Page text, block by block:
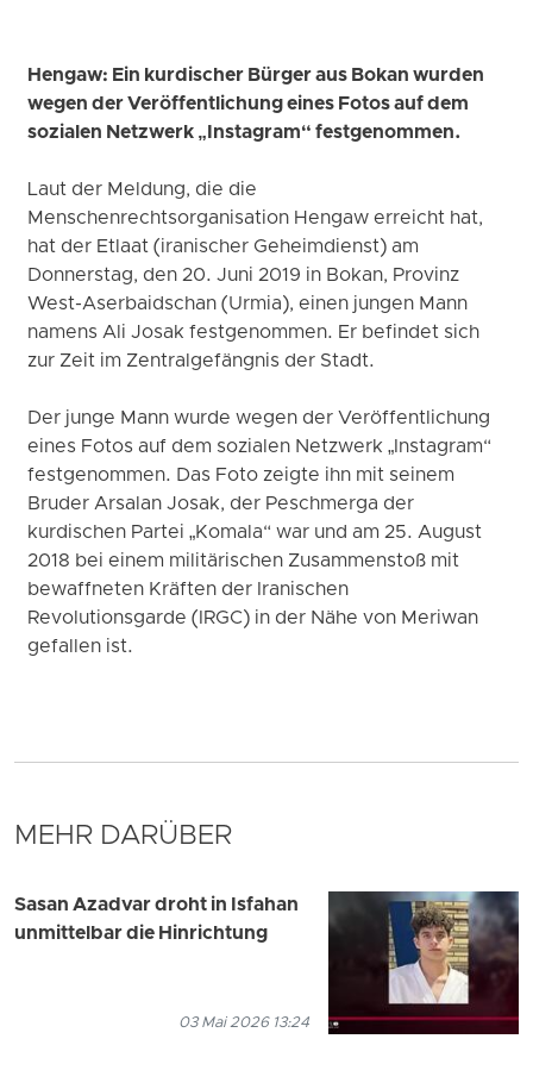
Hengaw: Ein kurdischer Bürger aus Bokan wurden
wegen der Veröffentlichung eines Fotos auf dem
sozialen Netzwerk „Instagram“ festgenommen.
Laut der Meldung, die die
Menschenrechtsorganisation Hengaw erreicht hat,
hat der Etlaat (iranischer Geheimdienst) am
Donnerstag, den 20. Juni 2019 in Bokan, Provinz
West-Aserbaidschan (Urmia), einen jungen Mann
namens Ali Josak festgenommen. Er befindet sich
zur Zeit im Zentralgefängnis der Stadt.
Der junge Mann wurde wegen der Veröffentlichung
eines Fotos auf dem sozialen Netzwerk „Instagram“
festgenommen. Das Foto zeigte ihn mit seinem
Bruder Arsalan Josak, der Peschmerga der
kurdischen Partei „Komala“ war und am 25. August
2018 bei einem militärischen Zusammenstoß mit
bewaffneten Kräften der Iranischen
Revolutionsgarde (IRGC) in der Nähe von Meriwan
gefallen ist.
MEHR DARÜBER
Sasan Azadvar droht in Isfahan
unmittelbar die Hinrichtung
03 Mai 2026 13:24